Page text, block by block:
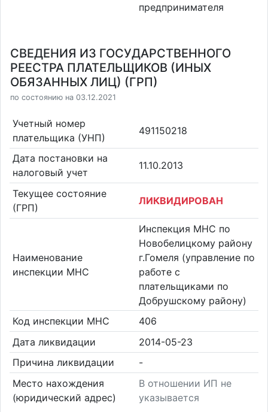
предпринимателя
СВЕДЕНИЯ ИЗ ГОСУДАРСТВЕННОГО
РЕЕСТРА ПЛАТЕЛЬЩИКОВ (ИНЫХ
ОБЯЗАННЫХ ЛИЦ) (ГРП)
по состоянию на 03.12.2021
Учетный номер
плательщика (УНП)
491150218
Дата постановки на
налоговый учет
11.10.2013
Текущее состояние
(ГРП)
ЛИКВИДИРОВАН
Наименование
инспекции МНС
Инспекция МНС по
Новобелицкому району
г.Гомеля (управление по
работе с
плательщиками по
Добрушскому району)
Код инспекции МНС
406
Дата ликвидации
2014-05-23
Причина ликвидации
-
Место нахождения
(юридический адрес)
В отношении ИП не
указывается